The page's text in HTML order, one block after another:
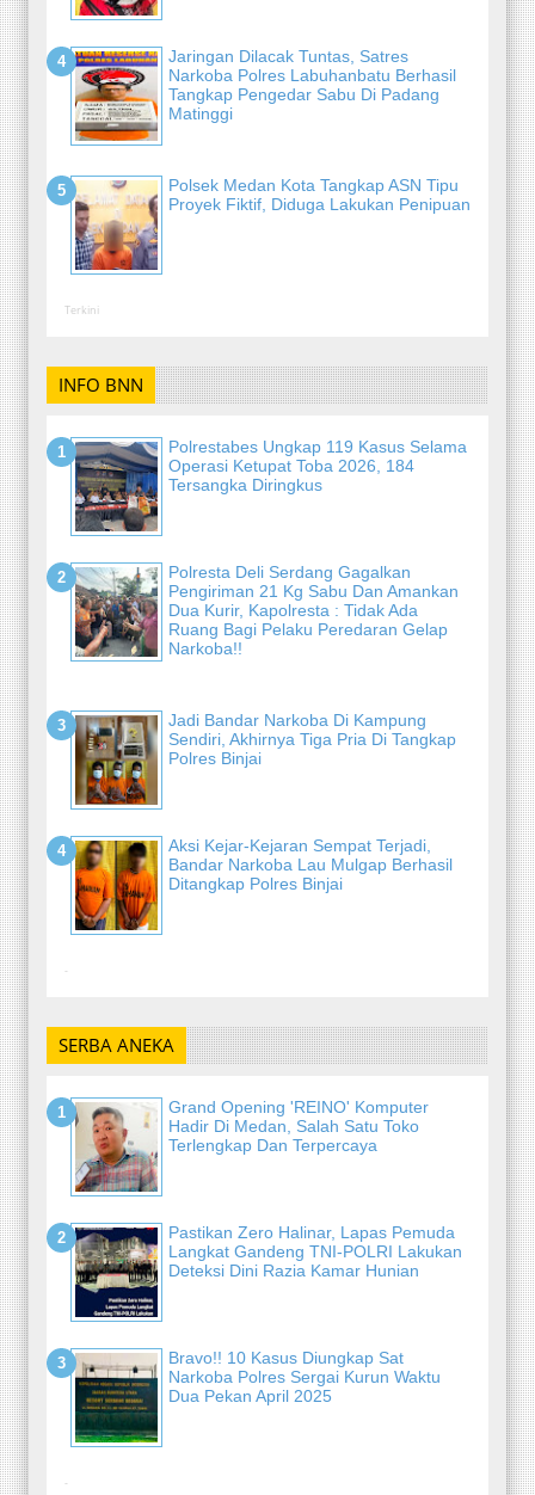
Jaringan Dilacak Tuntas, Satres
Narkoba Polres Labuhanbatu Berhasil
Tangkap Pengedar Sabu Di Padang
Matinggi
Polsek Medan Kota Tangkap ASN Tipu
Proyek Fiktif, Diduga Lakukan Penipuan
Terkini
INFO BNN
Polrestabes Ungkap 119 Kasus Selama
Operasi Ketupat Toba 2026, 184
Tersangka Diringkus
Polresta Deli Serdang Gagalkan
Pengiriman 21 Kg Sabu Dan Amankan
Dua Kurir, Kapolresta : Tidak Ada
Ruang Bagi Pelaku Peredaran Gelap
Narkoba!!
Jadi Bandar Narkoba Di Kampung
Sendiri, Akhirnya Tiga Pria Di Tangkap
Polres Binjai
Aksi Kejar-Kejaran Sempat Terjadi,
Bandar Narkoba Lau Mulgap Berhasil
Ditangkap Polres Binjai
-
SERBA ANEKA
Grand Opening 'REINO' Komputer
Hadir Di Medan, Salah Satu Toko
Terlengkap Dan Terpercaya
Pastikan Zero Halinar, Lapas Pemuda
Langkat Gandeng TNI-POLRI Lakukan
Deteksi Dini Razia Kamar Hunian
Bravo!! 10 Kasus Diungkap Sat
Narkoba Polres Sergai Kurun Waktu
Dua Pekan April 2025
-